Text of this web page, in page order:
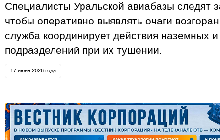
Специалисты Уральской авиабазы следят
чтобы оперативно выявлять очаги
служба координирует действия наземных
подразделений при их тушении.
17 июня 2026 года